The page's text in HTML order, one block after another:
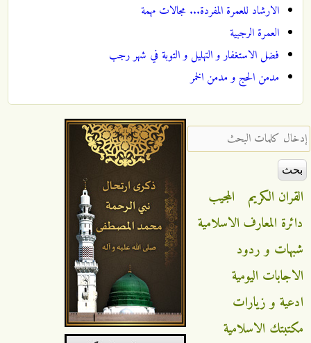
الارشاد للعمرة المفردة... مجالات مهمة
العمرة الرجبية
فضل الاستغفار و التهليل و التوبة في شهر رجب‌
مدمن الحج و مدمن الخمر
‏إدخال كلمات البحث ‏
القران الكريم
المجيب
دائرة المعارف الاسلامية
شبهات و ردود
الاجابات اليومية
ادعية و زيارات
مكتبتك الاسلامية